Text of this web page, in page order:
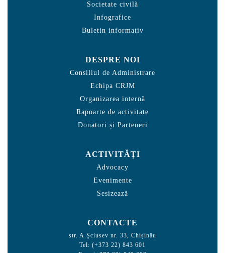
Societate civilă
Infografice
Buletin informativ
DESPRE NOI
Consiliul de Administrare
Echipa CRJM
Organizarea internă
Rapoarte de activitate
Donatori și Parteneri
ACTIVITĂȚI
Advocacy
Evenimente
Sesizează
CONTACTE
str. A.Şciusev nr. 33, Chișinău
Tel: (+373 22) 843 601